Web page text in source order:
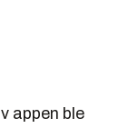
appen ble